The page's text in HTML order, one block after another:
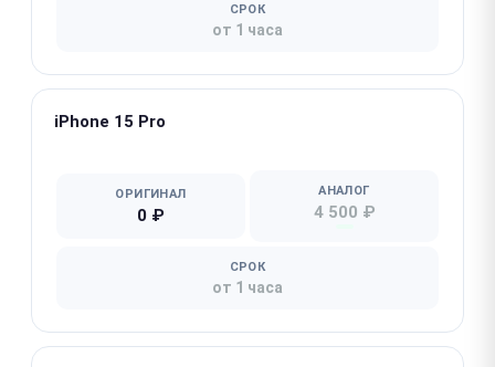
СРОК
от 1 часа
iPhone 15 Pro
ОРИГИНАЛ
0 ₽
АНАЛОГ
4 500 ₽
СРОК
от 1 часа